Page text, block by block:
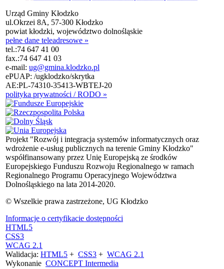
Urząd Gminy Kłodzko
ul.Okrzei 8A, 57-300 Kłodzko
powiat kłodzki, województwo dolnośląskie
pełne dane teleadresowe »
tel.:74 647 41 00
fax.:74 647 41 03
e-mail: ug@gmina.klodzko.pl
ePUAP: /ugklodzko/skrytka
AE:PL-74310-35413-WBTEJ-20
polityka prywatności / RODO »
Projekt "Rozwój i integracja systemów informatycznych oraz
wdrożenie e-usług publicznych na terenie Gminy Kłodzko"
współfinansowany przez Unię Europejską ze środków
Europejskiego Funduszu Rozwoju Regionalnego w ramach
Regionalnego Programu Operacyjnego Województwa
Dolnośląskiego na lata 2014-2020.
© Wszelkie prawa zastrzeżone, UG Kłodzko
Informacje o certyfikacie dostępności
HTML5
CSS3
WCAG 2.1
Walidacja: HTML5 + CSS3 + WCAG 2.1
Wykonanie CONCEPT Intermedia